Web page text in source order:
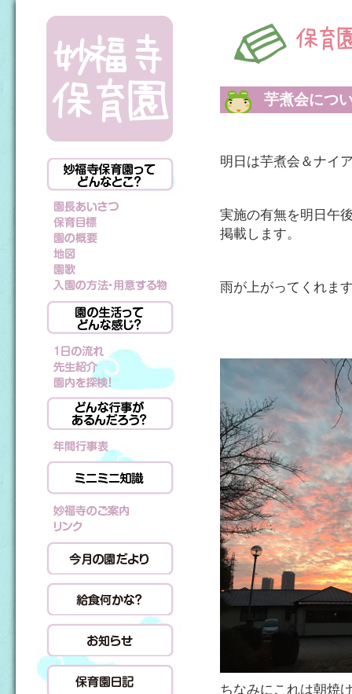
芋煮会につ
明日は芋煮会＆ナイ
実施の有無を明日午
掲載します。
雨が上がってくれま
ちなみにこれは朝焼